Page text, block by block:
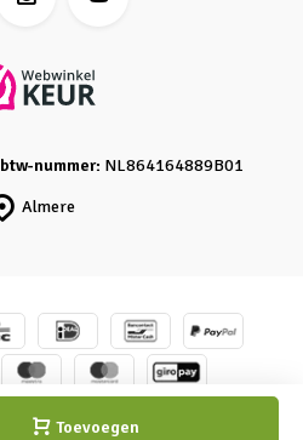
Toevoegen
Almere
btw-nummer: NL864164889B01